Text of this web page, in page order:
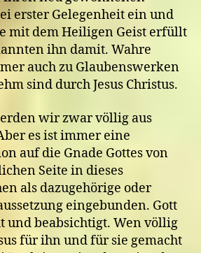
erster Gelegenheit ein und
mit dem Heiligen Geist erfüllt
ihn damit. Wahre
auch zu Glaubenswerken
sind durch Jesus Christus.
wir zwar völlig aus
es ist immer eine
auf die Gnade Gottes von
Seite in dieses
als dazugehörige oder
eingebunden. Gott
und beabsichtigt. Wen völlig
für ihn und für sie gemacht